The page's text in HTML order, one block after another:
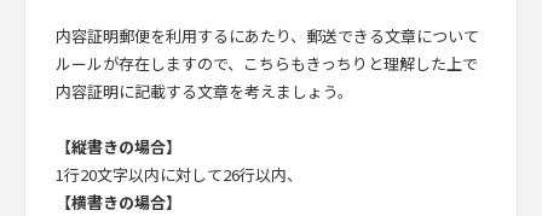
内容証明郵便を利用するにあたり、郵送できる文章について
ルールが存在しますので、こちらもきっちりと理解した上で
内容証明に記載する文章を考えましょう。
【縦書きの場合】
1行20文字以内に対して26行以内、
【横書きの場合】